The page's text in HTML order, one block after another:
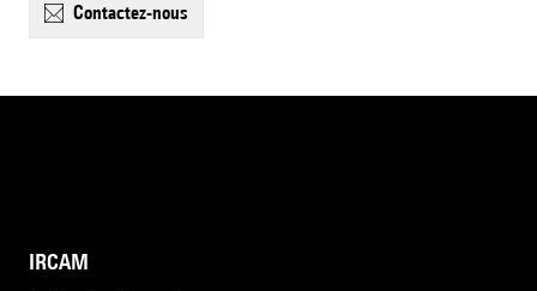
contactez-nous
IRCAM